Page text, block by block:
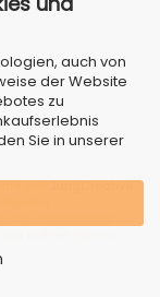
auch von
der Website
zu
Sie in unserer
vonJungCreative.
Produktbilder